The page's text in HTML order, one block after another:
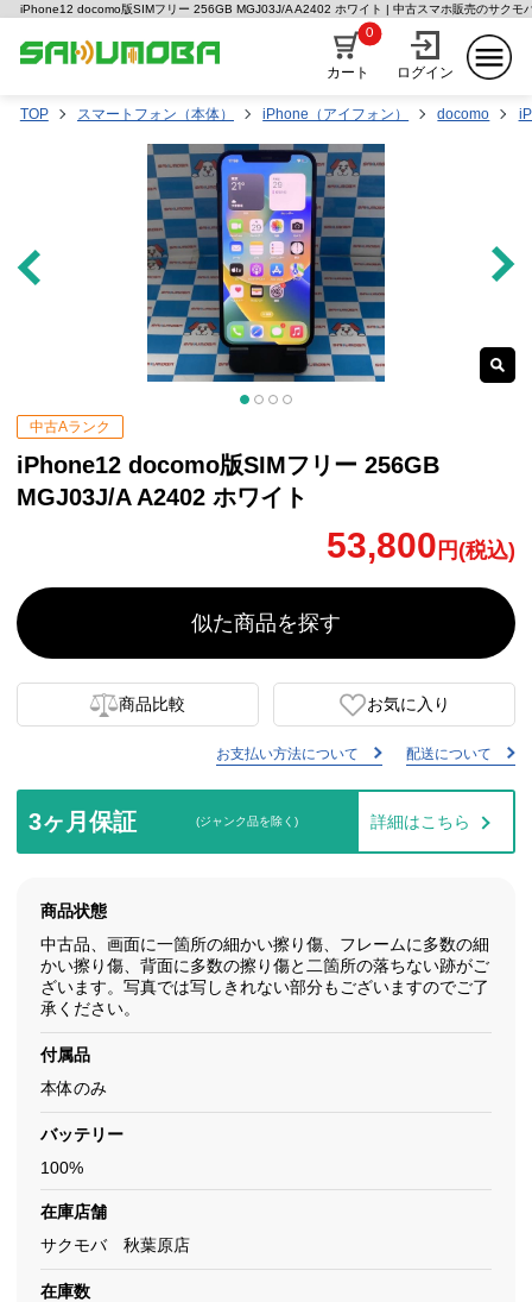
iPhone12 docomo版SIMフリー 256GB MGJ03J/A A2402 ホワイト | 中古スマホ販売のサクモ
カート
0
ログイン
TOP スマートフォン（本体） iPhone（アイフォン） docomo
中古Aランク
iPhone12 docomo版SIMフリー 256GB
MGJ03J/A A2402 ホワイト
53,800 円(税込)
似た商品を探す
商品比較 お気に入り
お支払い方法について 配送について
3ヶ月保証 (ジャンク品を除く) 詳細はこちら
商品状態
中古品、画面に一箇所の細かい擦り傷、フレームに多数の細
かい擦り傷、背面に多数の擦り傷と二箇所の落ちない跡がご
ざいます。写真では写しきれない部分もございますのでご了
承ください。
付属品
本体のみ
バッテリー
100%
在庫店舗
サクモバ 秋葉原店
在庫数